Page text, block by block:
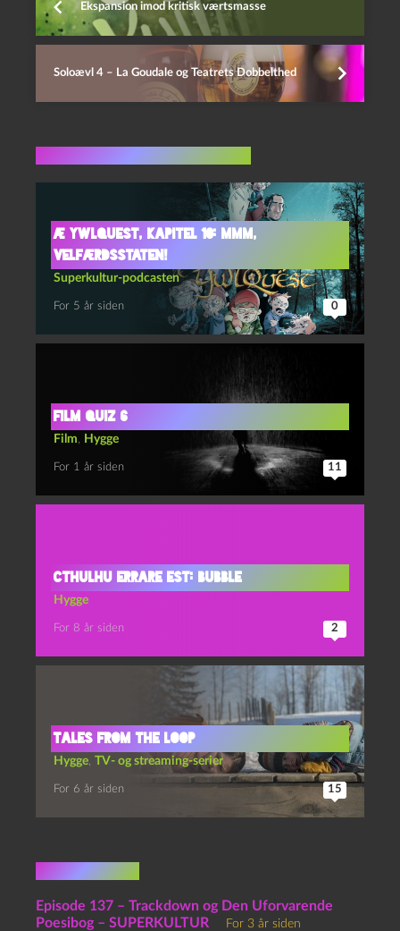
Ekspansion imod kritisk værtsmasse
Soloævl 4 – La Goudale og Teatrets Dobbelthed
Æ YwlQuest, kapitel 10: Mmm,
velfærdsstaten!
Superkultur-podcasten
For 5 år siden 0
film quiz 6
Film, Hygge
For 1 år siden 11
Cthulhu errare est: Bubble
Hygge
For 8 år siden 2
Tales from the Loop
Hygge, TV- og streaming-serier
For 6 år siden 15
1 kommentar
Episode 137 – Trackdown og Den Uforvarende
Poesibog – SUPERKULTUR
For 3 år siden